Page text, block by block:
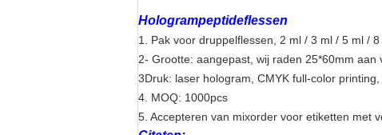
Hologrampeptideflessen
1. Pak voor druppelflessen, 2 ml / 3 ml / 5 ml /
2- Grootte: aangepast, wij raden 25*60mm aan
3Druk: laser hologram, CMYK full-color
4. MOQ: 1000pcs
5. Accepteren van mixorder voor etiketten met